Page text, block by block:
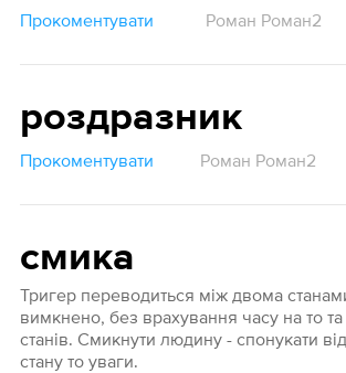
Прокоментувати Роман Роман2
роздразник
Прокоментувати Роман Роман2
смика
Тригер переводиться між двома
вимкнено, без врахування часу на то
станів. Смикнути людину - спонукати
стану то уваги.